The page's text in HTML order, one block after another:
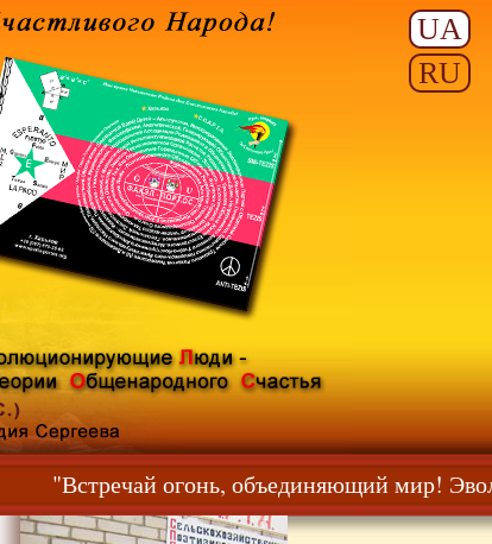
UA
RU
"Встречай огонь, объединяющий